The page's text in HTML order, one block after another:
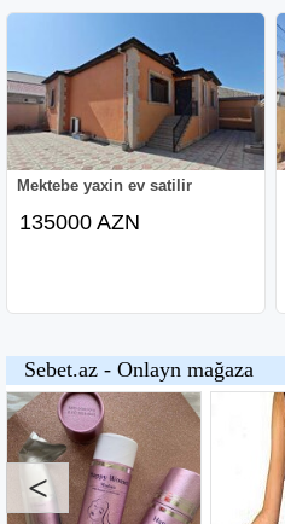
Mektebe yaxin ev satilir
135000 AZN